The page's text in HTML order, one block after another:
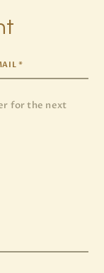
for the next